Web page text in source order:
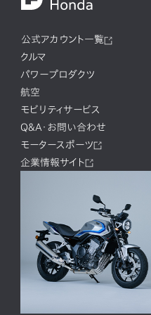
公式アカウント一覧
クルマ
パワープロダクツ
航空
モビリティサービス
Q&A・お問い合わせ
モータースポーツ
企業情報サイト